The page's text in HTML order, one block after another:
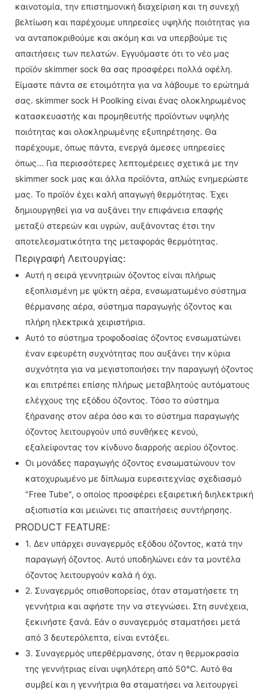
καινοτομία, την επιστημονική διαχείριση και τη συνεχή
βελτίωση και παρέχουμε υπηρεσίες υψηλής ποιότητας για
να ανταποκριθούμε και ακόμη και να υπερβούμε τις
απαιτήσεις των πελατών. Εγγυόμαστε ότι το νέο μας
προϊόν skimmer sock θα σας προσφέρει πολλά οφέλη.
Είμαστε πάντα σε ετοιμότητα για να λάβουμε το ερώτημά
σας. skimmer sock Η Poolking είναι ένας ολοκληρωμένος
κατασκευαστής και προμηθευτής προϊόντων υψηλής
ποιότητας και ολοκληρωμένης εξυπηρέτησης. Θα
παρέχουμε, όπως πάντα, ενεργά άμεσες υπηρεσίες
όπως... Για περισσότερες λεπτομέρειες σχετικά με την
skimmer sock μας και άλλα προϊόντα, απλώς ενημερώστε
μας. Το προϊόν έχει καλή απαγωγή θερμότητας. Έχει
δημιουργηθεί για να αυξάνει την επιφάνεια επαφής
μεταξύ στερεών και υγρών, αυξάνοντας έτσι την
αποτελεσματικότητα της μεταφοράς θερμότητας.
Περιγραφή Λειτουργίας:
Αυτή η σειρά γεννητριών όζοντος είναι πλήρως
εξοπλισμένη με ψύκτη αέρα, ενσωματωμένο σύστημα
θέρμανσης αέρα, σύστημα παραγωγής όζοντος και
πλήρη ηλεκτρικά χειριστήρια.
Αυτό το σύστημα τροφοδοσίας όζοντος ενσωματώνει
έναν εφευρέτη συχνότητας που αυξάνει την κύρια
συχνότητα για να μεγιστοποιήσει την παραγωγή όζοντος
και επιτρέπει επίσης πλήρως μεταβλητούς αυτόματους
ελέγχους της εξόδου όζοντος. Τόσο το σύστημα
ξήρανσης στον αέρα όσο και το σύστημα παραγωγής
όζοντος λειτουργούν υπό συνθήκες κενού,
εξαλείφοντας τον κίνδυνο διαρροής αερίου όζοντος.
Οι μονάδες παραγωγής όζοντος ενσωματώνουν τον
κατοχυρωμένο με δίπλωμα ευρεσιτεχνίας σχεδιασμό
"Free Tube", ο οποίος προσφέρει εξαιρετική διηλεκτρική
αξιοπιστία και μειώνει τις απαιτήσεις συντήρησης.
PRODUCT FEATURE:
1. Δεν υπάρχει συναγερμός εξόδου όζοντος, κατά την
παραγωγή όζοντος. Αυτό υποδηλώνει εάν τα μοντέλα
όζοντος λειτουργούν καλά ή όχι.
2. Συναγερμός οπισθοπορείας, όταν σταματήσετε τη
γεννήτρια και αφήστε την να στεγνώσει. Στη συνέχεια,
ξεκινήστε ξανά. Εάν ο συναγερμός σταματήσει μετά
από 3 δευτερόλεπτα, είναι εντάξει.
3. Συναγερμός υπερθέρμανσης, όταν η θερμοκρασία
της γεννήτριας είναι υψηλότερη από 50℃. Αυτό θα
συμβεί και η γεννήτρια θα σταματήσει να λειτουργεί